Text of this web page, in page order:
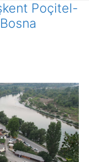
Poçitel-